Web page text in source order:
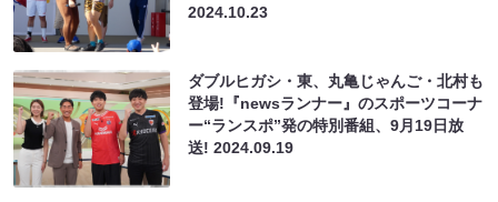
2024.10.23
ダブルヒガシ・東、丸亀じゃんご・北村も
登場!『newsランナー』のスポーツコーナ
ー“ランスポ”発の特別番組、9月19日放
送!2024.09.19